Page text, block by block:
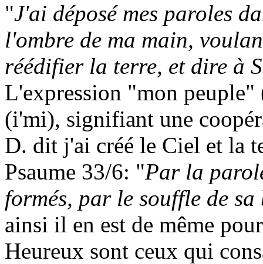
"J'ai déposé mes paroles
l'ombre de ma main,
réédifier la terre, et dire à
L'expression "mon peuple"
(i'mi), signifiant une
D. dit j'ai créé le Ciel et la
Psaume 33/6: "Par la
formés, par le souffle de
ainsi il en est de même
Heureux sont ceux qui